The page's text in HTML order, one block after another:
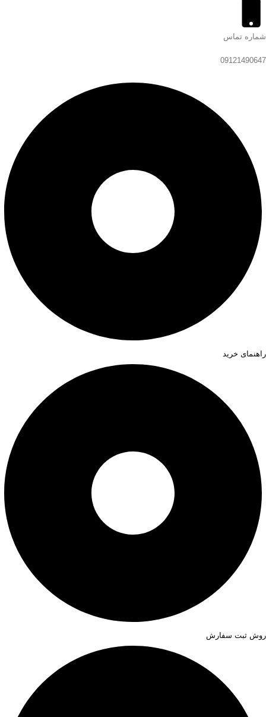
شماره تماس
09121490647
راهنمای خرید
روش ثبت سفارش